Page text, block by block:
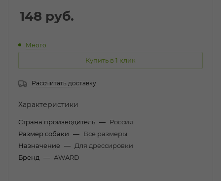
148 руб.
Много
Купить в 1 клик
Рассчитать доставку
Характеристики
Страна производитель — Россия
Размер собаки — Все размеры
Назначение — Для дрессировки
Бренд — AWARD